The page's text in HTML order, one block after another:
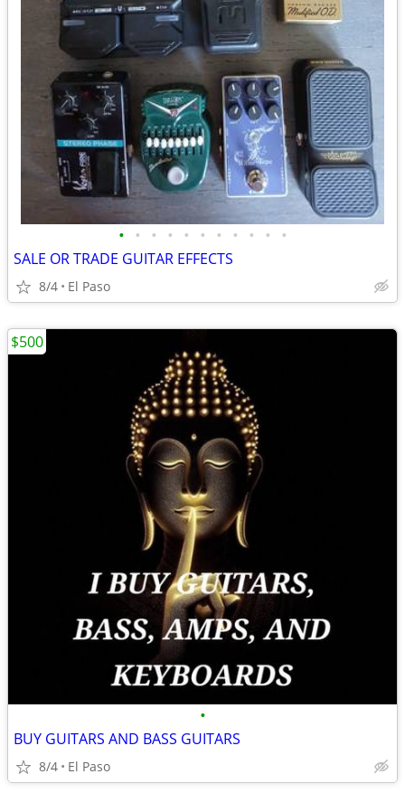
• • • • • • • • • • •
SALE OR TRADE GUITAR EFFECTS
8/4 El Paso
•
BUY GUITARS AND BASS GUITARS
8/4 El Paso
$500